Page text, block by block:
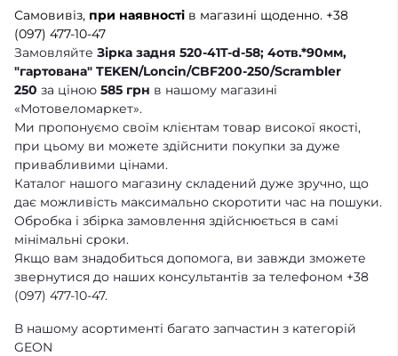
Самовивіз, при наявності в магазині щоденно. +38
(097) 477-10-47
Замовляйте Зірка задня 520-41T-d-58; 4отв.*90мм,
"гартована" TEKEN/Loncin/CBF200-250/Scrambler
250 за ціною 585 грн в нашому магазині
«Мотовеломаркет».
Ми пропонуємо своїм клієнтам товар високої якості,
при цьому ви можете здійснити покупки за дуже
привабливими цінами.
Каталог нашого магазину складений дуже зручно, що
дає можливість максимально скоротити час на пошуки.
Обробка і збірка замовлення здійснюється в самі
мінімальні сроки.
Якщо вам знадобиться допомога, ви завжди зможете
звернутися до наших консультантів за телефоном +38
(097) 477-10-47.
В нашому асортименті багато запчастин з категорій
GEON